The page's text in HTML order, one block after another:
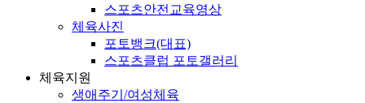
스포츠안전교육영상
체육사진
포토뱅크(대표)
스포츠클럽 포토갤러리
체육지원
생애주기/여성체육